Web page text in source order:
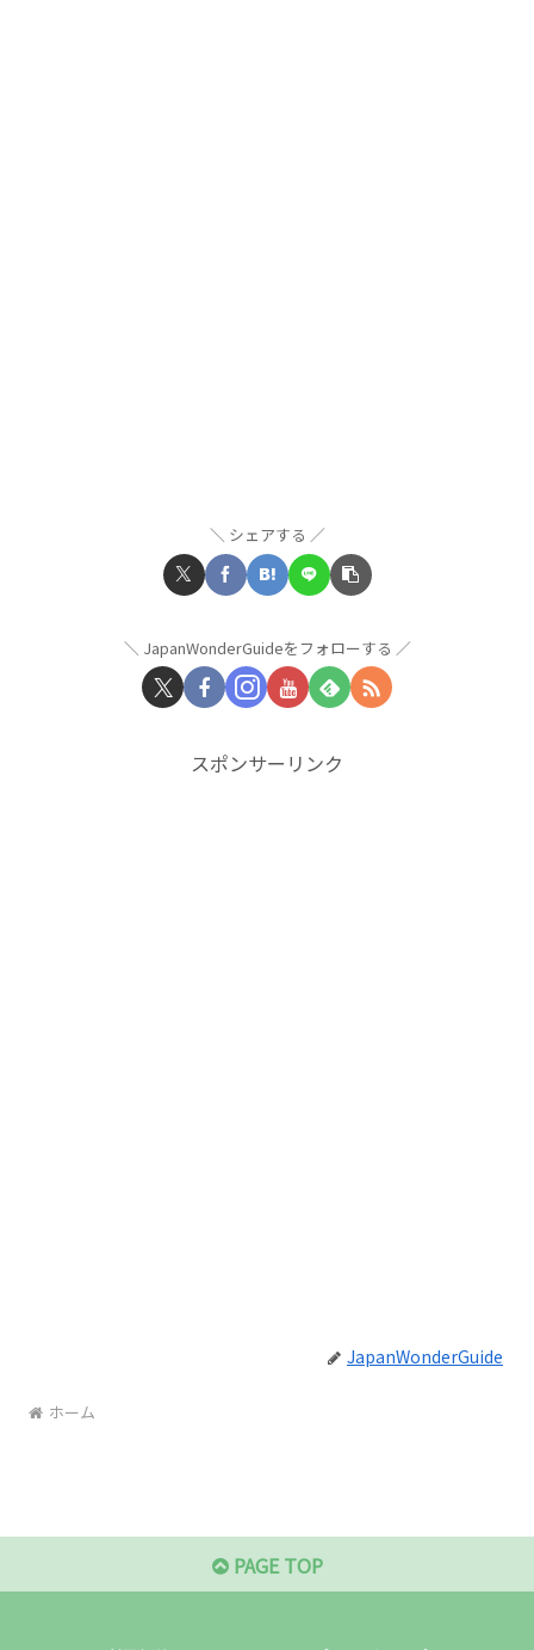
シェアする
JapanWonderGuideをフォローする
スポンサーリンク
JapanWonderGuide
ホーム
PAGE TOP